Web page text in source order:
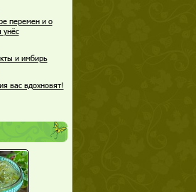
перемен и о
унёс
и имбирь
вас вдохновят!